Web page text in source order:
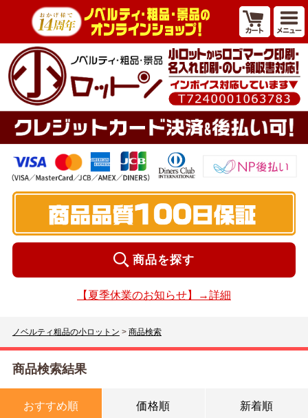
商品を探す
【夏季休業のお知らせ】→詳細
ノベルティ粗品の小ロットン > 商品検索
商品検索結果
おすすめ順 価格順 新着順